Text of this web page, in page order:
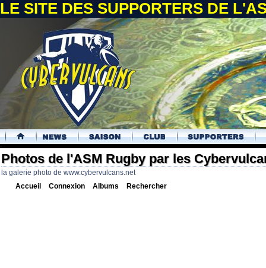
LE SITE DES SUPPORTERS DE
.
Photos de l'ASM Rugby par les
la galerie photo de www.cybervulcans.net
Accueil Connexion Albums Rechercher